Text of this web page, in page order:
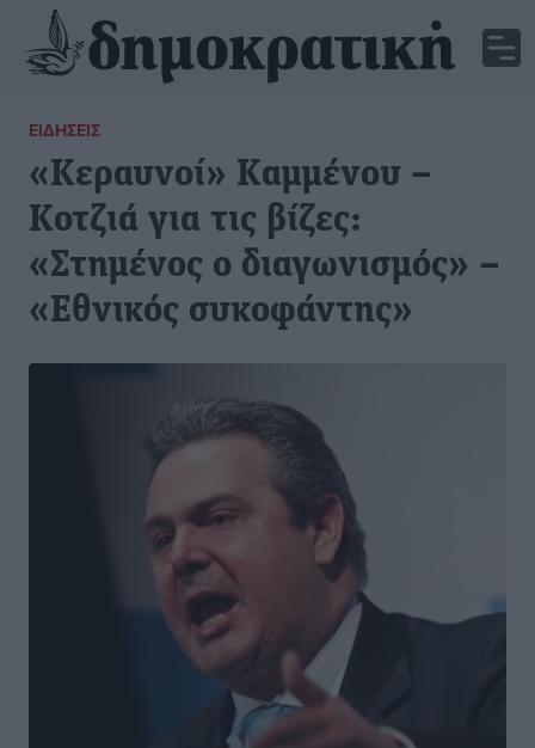
ΕΙΔΉΣΕΙΣ
«Κεραυνοί» Καμμένου –
Κοτζιά για τις βίζες:
«Στημένος ο διαγωνισμός» –
«Εθνικός συκοφάντης»